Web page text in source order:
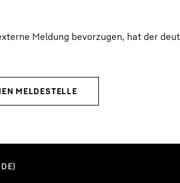
Meldung bevorzugen, hat der